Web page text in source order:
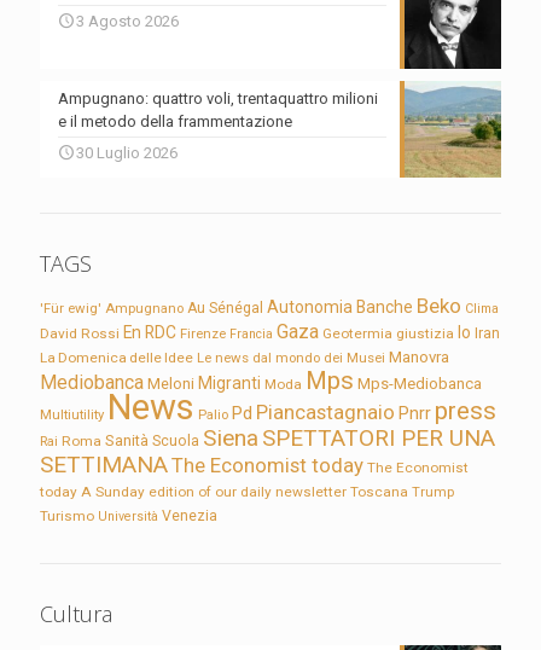
3 Agosto 2026
Ampugnano: quattro voli, trentaquattro milioni
e il metodo della frammentazione
30 Luglio 2026
TAGS
'Für ewig' Ampugnano Au Sénégal Autonomia Banche Beko Clima
David Rossi En RDC Firenze Francia Gaza Geotermia giustizia Io Iran
La Domenica delle Idee Le news dal mondo dei Musei Manovra
Mediobanca Meloni Migranti Moda Mps Mps-Mediobanca
Multiutility News Palio Pd Piancastagnaio Pnrr press
Rai Roma Sanità Scuola Siena SPETTATORI PER UNA
SETTIMANAThe Economist today The Economist
today A Sunday edition of our daily newsletter Toscana Trump
Turismo Università Venezia
Cultura